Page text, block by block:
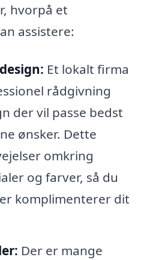
hvorpå et
assistere:
Et lokalt firma
rådgivning
der vil passe bedst
ønsker. Dette
omkring
og farver, så du
komplimenterer dit
Der er mange